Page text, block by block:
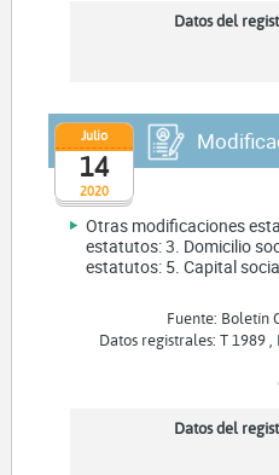
Datos del
2020
Julio
14
Otras modificaciones
estatutos: 3. Domicilio
estatutos: 5. Capital
Fuente: Boletín
Datos registrales: T 1989 ,
Datos del